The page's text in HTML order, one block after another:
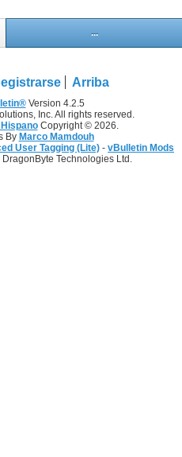
...
Arriba
Version 4.2.5
Inc. All rights reserved.
Copyright © 2026.
By Marco Mamdouh
User Tagging (Lite) - vBulletin Mods
Technologies Ltd.